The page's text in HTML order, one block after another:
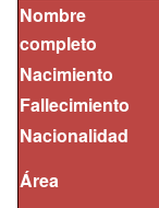
Nombre
completo
Nacimiento
Fallecimiento
Nacionalidad
Área